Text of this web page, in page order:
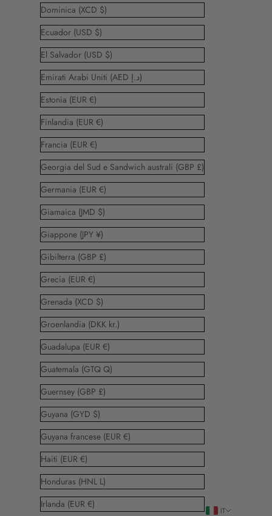
Dominica (XCD $)
Ecuador (USD $)
El Salvador (USD $)
Emirati Arabi Uniti (AED د.إ)
Estonia (EUR €)
Finlandia (EUR €)
Francia (EUR €)
Georgia del Sud e Sandwich australi (GBP £)
Germania (EUR €)
Giamaica (JMD $)
Giappone (JPY ¥)
Gibilterra (GBP £)
Grecia (EUR €)
Grenada (XCD $)
Groenlandia (DKK kr.)
Guadalupa (EUR €)
Guatemala (GTQ Q)
Guernsey (GBP £)
Guyana (GYD $)
Guyana francese (EUR €)
Haiti (EUR €)
Honduras (HNL L)
Irlanda (EUR €)
IT